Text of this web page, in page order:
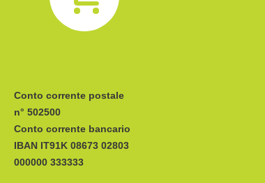
Conto corrente postale
n° 502500
Conto corrente bancario
IBAN